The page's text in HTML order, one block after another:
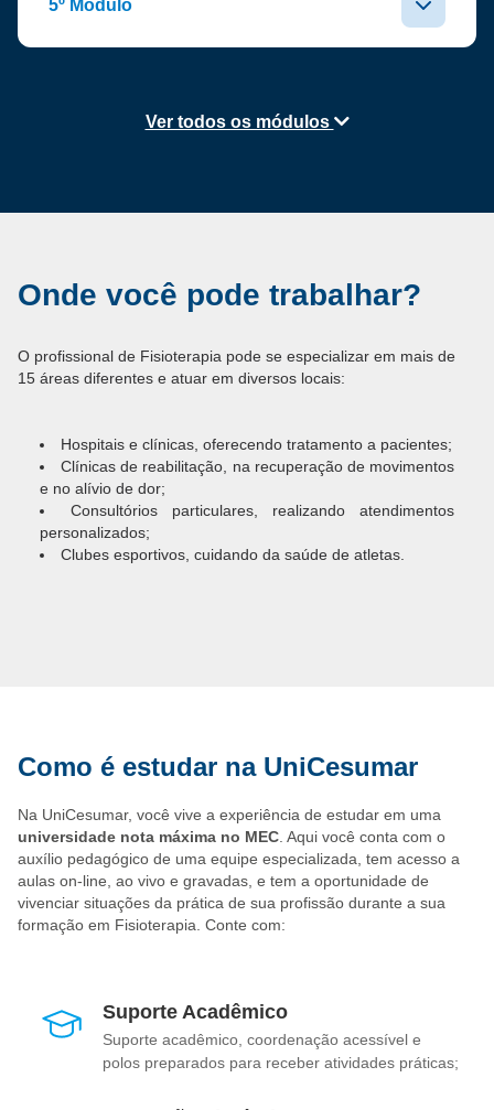
5º Módulo
Ver todos os módulos
Onde você pode trabalhar?
O profissional de Fisioterapia pode se especializar em mais de
15 áreas diferentes e atuar em diversos locais:
Hospitais e clínicas, oferecendo tratamento a pacientes;
Clínicas de reabilitação, na recuperação de movimentos
e no alívio de dor;
Consultórios particulares, realizando atendimentos
personalizados;
Clubes esportivos, cuidando da saúde de atletas.
Como é estudar na UniCesumar
Na UniCesumar, você vive a experiência de estudar em uma
universidade nota máxima no MEC. Aqui você conta com o
auxílio pedagógico de uma equipe especializada, tem acesso a
aulas on-line, ao vivo e gravadas, e tem a oportunidade de
vivenciar situações da prática de sua profissão durante a sua
formação em Fisioterapia. Conte com:
Suporte Acadêmico
Suporte acadêmico, coordenação acessível e
polos preparados para receber atividades práticas;